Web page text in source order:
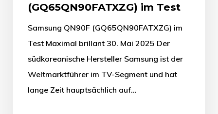
(GQ65QN90FATXZG) im Test
Samsung QN90F (GQ65QN90FATXZG) im
Test Maximal brillant 30. Mai 2025 Der
südkoreanische Hersteller Samsung ist der
Weltmarktführer im TV-Segment und hat
lange Zeit hauptsächlich auf…